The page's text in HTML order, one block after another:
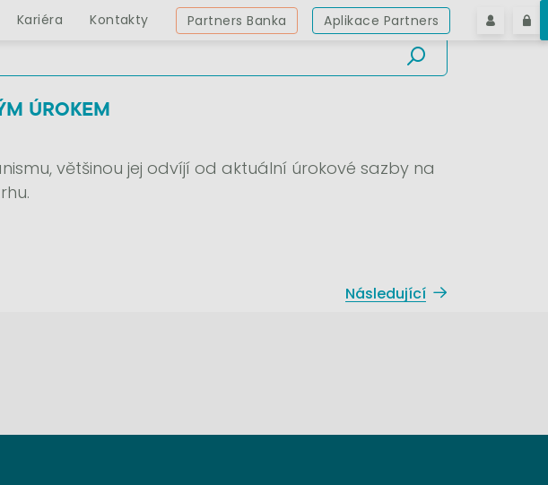
Kariéra Kontakty Partners Banka Aplikace Partners
ÚROKEM
většinou jej odvíjí od aktuální úrokové sazby na
Následující